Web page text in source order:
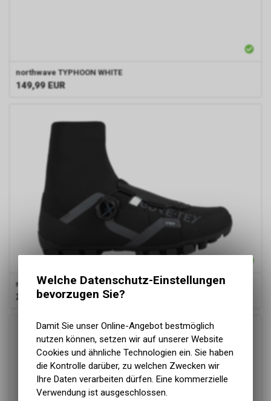
northwave TYPHOON WHITE
149,99 EUR
northwave CELSIUS XT ARC. GTX BLACK 43
269,99 EUR
Welche Datenschutz-Einstellungen
bevorzugen Sie?
Damit Sie unser Online-Angebot bestmöglich
nutzen können, setzen wir auf unserer Website
Cookies und ähnliche Technologien ein. Sie haben
die Kontrolle darüber, zu welchen Zwecken wir
Ihre Daten verarbeiten dürfen. Eine kommerzielle
Verwendung ist ausgeschlossen.